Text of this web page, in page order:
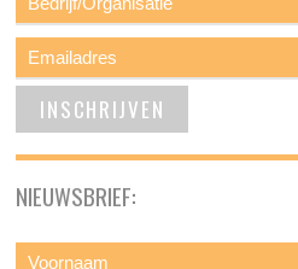
NIEUWSBRIEF: